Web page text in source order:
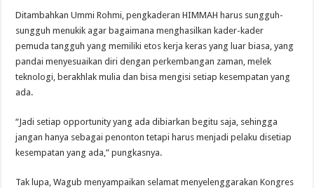
Ditambahkan Ummi Rohmi, pengkaderan HIMMAH harus sungguh-
sungguh menukik agar bagaimana menghasilkan kader-kader
pemuda tangguh yang memiliki etos kerja keras yang luar biasa, yang
pandai menyesuaikan diri dengan perkembangan zaman, melek
teknologi, berakhlak mulia dan bisa mengisi setiap kesempatan yang
ada.
“Jadi setiap opportunity yang ada dibiarkan begitu saja, sehingga
jangan hanya sebagai penonton tetapi harus menjadi pelaku disetiap
kesempatan yang ada,” pungkasnya.
Tak lupa, Wagub menyampaikan selamat menyelenggarakan Kongres